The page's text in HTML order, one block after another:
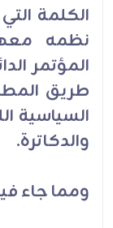
الكلمة
نظمه
المؤتمر
طريق
السياسية
والدكاترة.
ومما جاء